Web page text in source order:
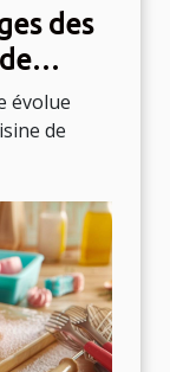
des
évolue
de